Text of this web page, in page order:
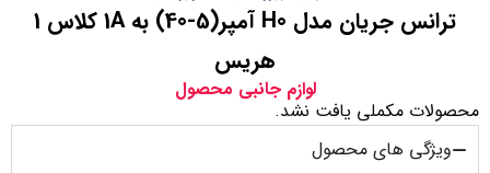
ترانس جریان مدل H0 آمپر(5-40) به 1A کلاس 1
هریس
لوازم جانبی محصول
محصولات مکملی یافت نشد.
ویژگی های محصول